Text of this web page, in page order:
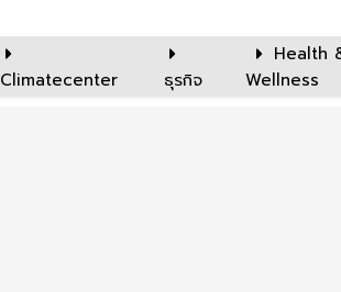
Climatecenter ธุรกิจ
Health
Wellness